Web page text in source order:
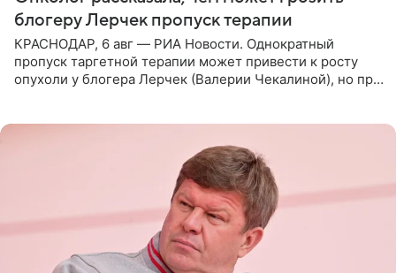
блогеру Лерчек пропуск терапии
КРАСНОДАР, 6 авг — РИА Новости. Однократный
пропуск таргетной терапии может привести к росту
опухоли у блогера Лерчек (Валерии Чекалиной), но при